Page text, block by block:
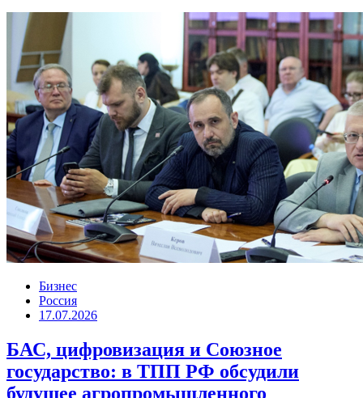
Бизнес
Россия
17.07.2026
БАС, цифровизация и Союзное
государство: в ТПП РФ обсудили
будущее агропромышленного